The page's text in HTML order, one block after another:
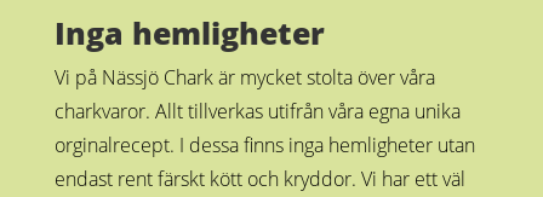
Inga hemligheter
Vi på Nässjö Chark är mycket stolta över våra
charkvaror. Allt tillverkas utifrån våra egna unika
orginalrecept. I dessa finns inga hemligheter utan
endast rent färskt kött och kryddor. Vi har ett väl